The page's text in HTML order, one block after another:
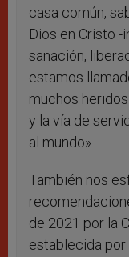
casa común,
Dios en Cristo
sanación,
estamos
muchos
y la vía de
al mundo».
También nos
de 2021 por la
establecida por